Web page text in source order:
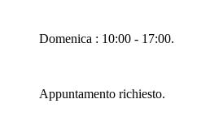
Domenica : 10:00 - 17:00.
Appuntamento richiesto.